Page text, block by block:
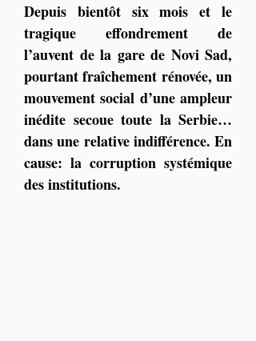
Depuis bientôt six mois et le
tragique effondrement de
l’auvent de la gare de Novi Sad,
pourtant fraîchement rénovée, un
mouvement social d’une ampleur
inédite secoue toute la Serbie…
dans une relative indifférence. En
cause: la corruption systémique
des institutions.